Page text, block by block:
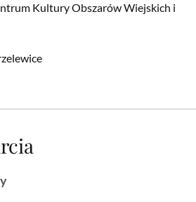
Kultury Obszarów Wiejskich i